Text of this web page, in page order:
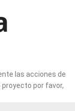
las acciones de
proyecto por favor,